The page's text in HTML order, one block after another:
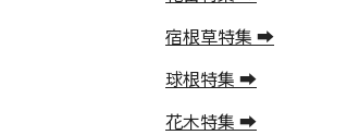
宿根草特集 ➡
球根特集 ➡
花木特集 ➡